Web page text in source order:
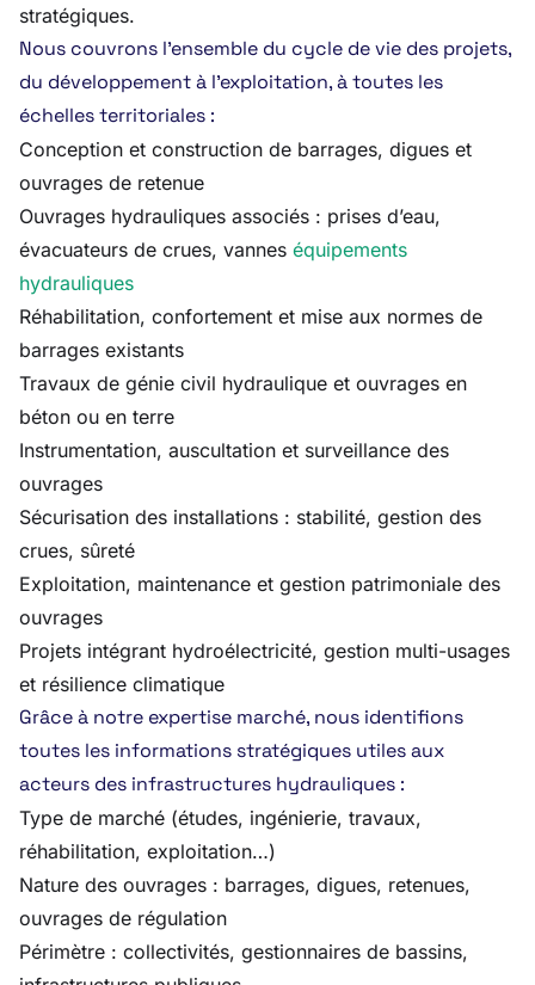
stratégiques.
Nous couvrons l’ensemble du cycle de vie des projets,
du développement à l’exploitation, à toutes les
échelles territoriales :
Conception et construction de barrages, digues et
ouvrages de retenue
Ouvrages hydrauliques associés : prises d’eau,
évacuateurs de crues, vannes équipements
hydrauliques
Réhabilitation, confortement et mise aux normes de
barrages existants
Travaux de génie civil hydraulique et ouvrages en
béton ou en terre
Instrumentation, auscultation et surveillance des
ouvrages
Sécurisation des installations : stabilité, gestion des
crues, sûreté
Exploitation, maintenance et gestion patrimoniale des
ouvrages
Projets intégrant hydroélectricité, gestion multi-usages
et résilience climatique
Grâce à notre expertise marché, nous identifions
toutes les informations stratégiques utiles aux
acteurs des infrastructures hydrauliques :
Type de marché (études, ingénierie, travaux,
réhabilitation, exploitation…)
Nature des ouvrages : barrages, digues, retenues,
ouvrages de régulation
Périmètre : collectivités, gestionnaires de bassins,